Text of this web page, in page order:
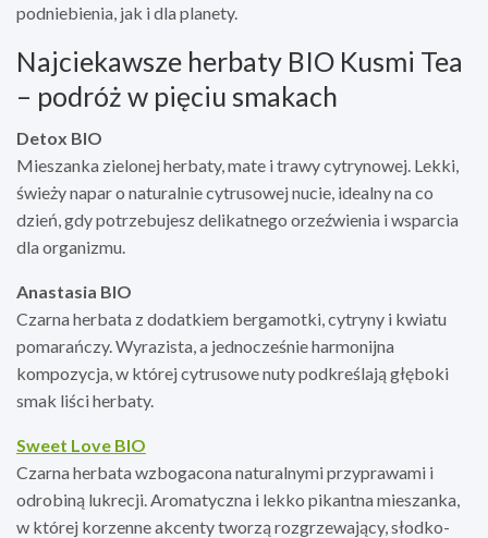
podniebienia, jak i dla planety.
Najciekawsze herbaty BIO Kusmi Tea
– podróż w pięciu smakach
Detox BIO
Mieszanka zielonej herbaty, mate i trawy cytrynowej. Lekki,
świeży napar o naturalnie cytrusowej nucie, idealny na co
dzień, gdy potrzebujesz delikatnego orzeźwienia i wsparcia
dla organizmu.
Anastasia BIO
Czarna herbata z dodatkiem bergamotki, cytryny i kwiatu
pomarańczy. Wyrazista, a jednocześnie harmonijna
kompozycja, w której cytrusowe nuty podkreślają głęboki
smak liści herbaty.
Sweet Love BIO
Czarna herbata wzbogacona naturalnymi przyprawami i
odrobiną lukrecji. Aromatyczna i lekko pikantna mieszanka,
w której korzenne akcenty tworzą rozgrzewający, słodko-